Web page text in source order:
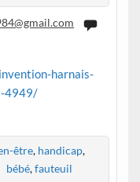
harnais-
4949/
être, handicap,
bébé,fauteuil